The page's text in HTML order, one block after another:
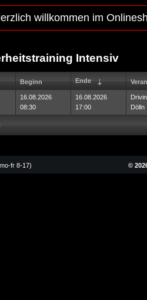
willkommen im
Intensiv
Beginn Ende
16.08.2026
08:30
16.08.2026
17:00
Dölln
fr 8-17) ©